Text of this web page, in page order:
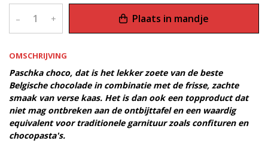
OMSCHRIJVING
Paschka choco, dat is het lekker zoete van de beste
Belgische chocolade in combinatie met de frisse, zachte
smaak van verse kaas. Het is dan ook een topproduct dat
niet mag ontbreken aan de ontbijttafel en een waardig
equivalent voor traditionele garnituur zoals confituren en
chocopasta's.
– + Plaats in mandje